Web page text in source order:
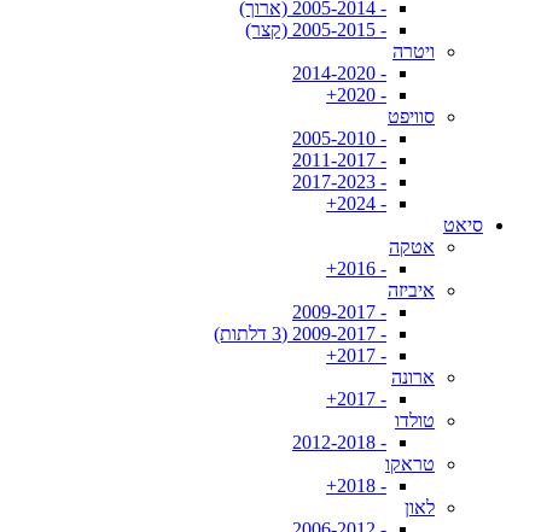
- 2005-2014 (ארוך)
- 2005-2015 (קצר)
ויטרה
- 2014-2020
- 2020+
סוויפט
- 2005-2010
- 2011-2017
- 2017-2023
- 2024+
סיאט
אטקה
- 2016+
איביזה
- 2009-2017
- 2009-2017 (3 דלתות)
- 2017+
ארונה
- 2017+
טולדו
- 2012-2018
טראקו
- 2018+
לאון